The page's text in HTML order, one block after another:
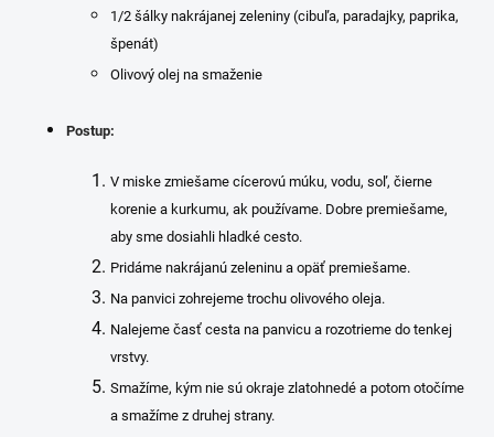
1/2 šálky nakrájanej zeleniny (cibuľa, paradajky, paprika,
špenát)
Olivový olej na smaženie
Postup:
V miske zmiešame cícerovú múku, vodu, soľ, čierne
korenie a kurkumu, ak používame. Dobre premiešame,
aby sme dosiahli hladké cesto.
Pridáme nakrájanú zeleninu a opäť premiešame.
Na panvici zohrejeme trochu olivového oleja.
Nalejeme časť cesta na panvicu a rozotrieme do tenkej
vrstvy.
Smažíme, kým nie sú okraje zlatohnedé a potom otočíme
a smažíme z druhej strany.